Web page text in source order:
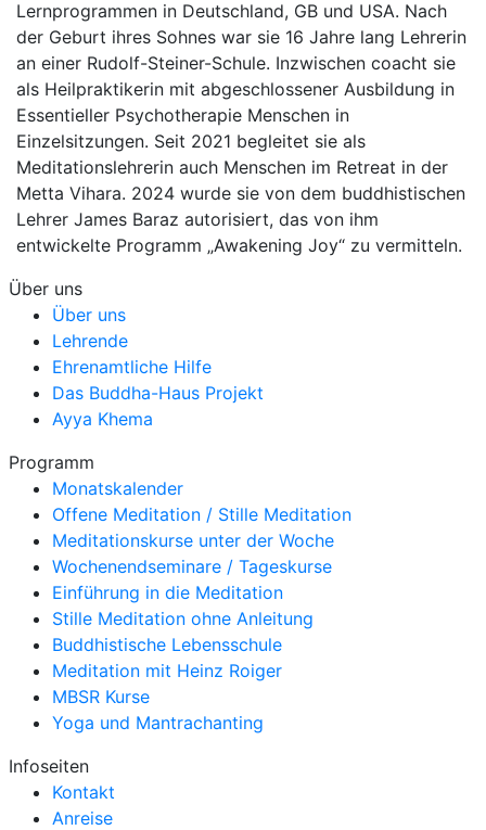
Lernprogrammen in Deutschland, GB und USA. Nach
der Geburt ihres Sohnes war sie 16 Jahre lang Lehrerin
an einer Rudolf-Steiner-Schule. Inzwischen coacht sie
als Heilpraktikerin mit abgeschlossener Ausbildung in
Essentieller Psychotherapie Menschen in
Einzelsitzungen. Seit 2021 begleitet sie als
Meditationslehrerin auch Menschen im Retreat in der
Metta Vihara. 2024 wurde sie von dem buddhistischen
Lehrer James Baraz autorisiert, das von ihm
entwickelte Programm „Awakening Joy“ zu vermitteln.
Über uns
Über uns
Lehrende
Ehrenamtliche Hilfe
Das Buddha-Haus Projekt
Ayya Khema
Programm
Monatskalender
Offene Meditation / Stille Meditation
Meditationskurse unter der Woche
Wochenendseminare / Tageskurse
Einführung in die Meditation
Stille Meditation ohne Anleitung
Buddhistische Lebensschule
Meditation mit Heinz Roiger
MBSR Kurse
Yoga und Mantrachanting
Infoseiten
Kontakt
Anreise